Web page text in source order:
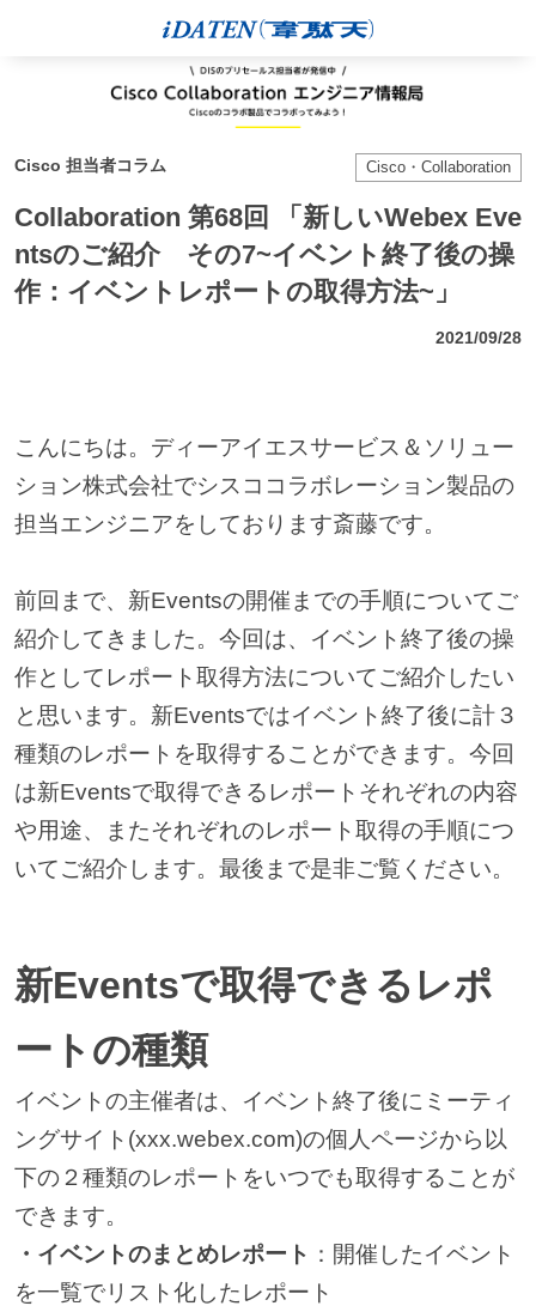
Cisco 担当者コラム Cisco・Collaboration
Collaboration 第68回 「新しいWebex Eve
ntsのご紹介 その7~イベント終了後の操
作：イベントレポートの取得方法~」
2021/09/28
こんにちは。ディーアイエスサービス＆ソリュー
ション株式会社でシスココラボレーション製品の
担当エンジニアをしております斎藤です。
前回まで、新Eventsの開催までの手順についてご
紹介してきました。今回は、イベント終了後の操
作としてレポート取得方法についてご紹介したい
と思います。新Eventsではイベント終了後に計３
種類のレポートを取得することができます。今回
は新Eventsで取得できるレポートそれぞれの内容
や用途、またそれぞれのレポート取得の手順につ
いてご紹介します。最後まで是非ご覧ください。
新Eventsで取得できるレポ
ートの種類
イベントの主催者は、イベント終了後にミーティ
ングサイト(xxx.webex.com)の個人ページから以
下の２種類のレポートをいつでも取得することが
できます。
・イベントのまとめレポート ：開催したイベント
を一覧でリスト化したレポート